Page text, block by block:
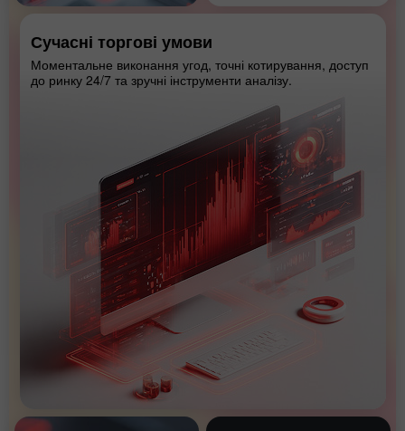
Сучасні торгові умови
Моментальне виконання угод, точні котирування, доступ
до ринку 24/7 та зручні інструменти аналізу.